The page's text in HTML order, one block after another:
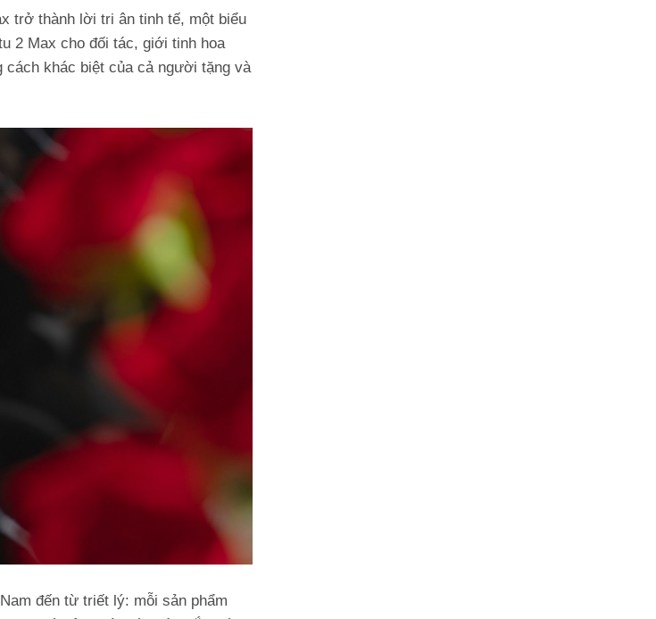
trở thành lời tri ân tinh tế, một biểu
2 Max cho đối tác, giới tinh hoa
cách khác biệt của cả người tặng và
đến từ triết lý: mỗi sản phẩm